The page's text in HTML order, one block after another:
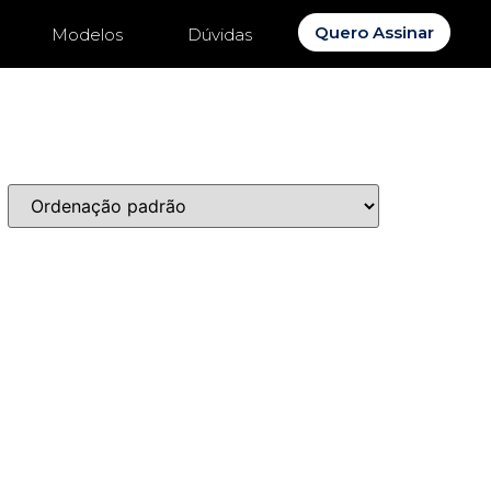
Modelos Dúvidas Quero Assinar